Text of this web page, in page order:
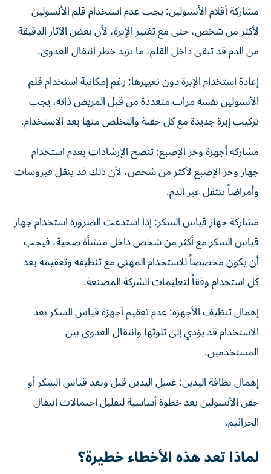
مشاركة أقلام الأنسولين: يجب عدم استخدام قلم الأنسولين
لأكثر من شخص، حتى مع تغيير الإبرة، لأن بعض الآثار الدقيقة
من الدم قد تبقى داخل القلم، ما يزيد خطر انتقال العدوى.
إعادة استخدام الإبرة دون تغييرها: رغم إمكانية استخدام قلم
الأنسولين نفسه مرات متعددة من قبل المريض ذاته، يجب
تركيب إبرة جديدة مع كل حقنة والتخلص منها بعد الاستخدام.
مشاركة أجهزة وخز الإصبع: تنصح الإرشادات بعدم استخدام
جهاز وخز الإصبع لأكثر من شخص، لأن ذلك قد ينقل فيروسات
وأمراضاً تنتقل عبر الدم.
مشاركة جهاز قياس السكر: إذا استدعت الضرورة استخدام جهاز
قياس السكر مع أكثر من شخص داخل منشأة صحية، فيجب
أن يكون مخصصاً للاستخدام المهني مع تنظيفه وتعقيمه بعد
كل استخدام وفقاً لتعليمات الشركة المصنعة.
إهمال تنظيف الأجهزة: عدم تعقيم أجهزة قياس السكر بعد
الاستخدام قد يؤدي إلى تلوثها وانتقال العدوى بين
المستخدمين.
إهمال نظافة اليدين: غسل اليدين قبل وبعد قياس السكر أو
حقن الأنسولين يعد خطوة أساسية لتقليل احتمالات انتقال
الجراثيم.
لماذا تعد هذه الأخطاء خطيرة؟